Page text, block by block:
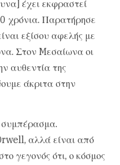
έχει εκφραστεί
χρόνια. Παρατήρησε
εξίσου αφελής με
Στον Mεσαίωνα οι
αυθεντία της
άκριτα στην
συμπέρασμα.
αλλά είναι από
γεγονός ότι, ο κόσμος